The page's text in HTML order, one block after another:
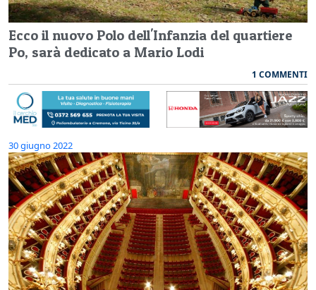
Ecco il nuovo Polo dell'Infanzia del quartiere
Po, sarà dedicato a Mario Lodi
1 COMMENTI
30 giugno 2022